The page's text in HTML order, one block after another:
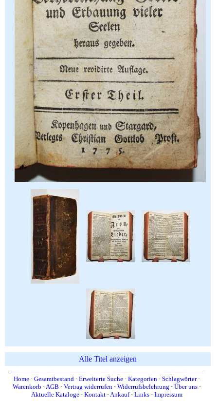
Alle Titel anzeigen
Home· Gesamtbestand· Erweiterte Suche· Kategorien· Schlagwörter·
Warenkorb · AGB · Vertrag widerrufen· Widerrufsbelehrung · Über uns·
Aktuelle Kataloge· Kontakt· Ankauf· Links· Impressum